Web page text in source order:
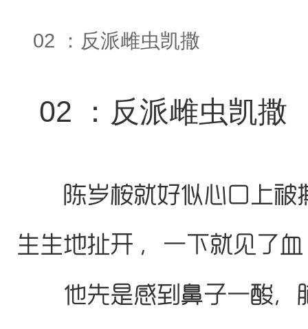
02 ：反派雌虫凯撒
02 ：反派雌虫凯撒